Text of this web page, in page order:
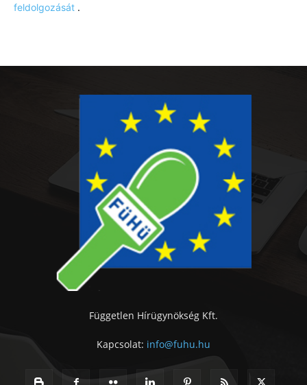
feldolgozását .
Független Hírügynökség Kft.
Kapcsolat: info@fuhu.hu